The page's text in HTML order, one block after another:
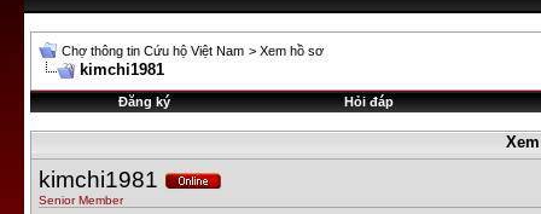
Chợ thông tin Cứu hộ Việt Nam > Xem hồ sơ
kimchi1981
Đăng ký Hỏi đáp
kimchi1981
Senior Member